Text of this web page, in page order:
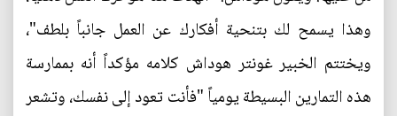
وهذا يسمح لك بتنحية أفكارك عن العمل جانباً بلطف"،
ويختتم الخبير غونتر هوداش كلامه مؤكداً أنه بممارسة
هذه التمارين البسيطة يومياً "فأنت تعود إلى نفسك، وتشعر